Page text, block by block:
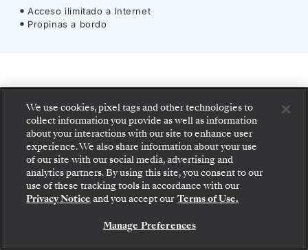
Acceso ilimitado a Internet
Propinas a bordo
Barco-Silver Nova
Trascienda horizontes a bordo delSilver Nova
el barco que inauguró la clase Nova que
supone una nueva era en los viajes
internacionales. Una arquitectura atrevida y
asimétrica enmarca las grandiosas vistas del
mar, el cielo y la costa. Saboree una variedad
Suba a bordo: elija su suite y revise las tarifas y los
servicios incluidos antes de confirmar de forma
segura su viaje con Silversea.
RESERVE SU SUITE
We use cookies, pixel tags and other technologies to
collect information you provide as well as information
about your interactions with our site to enhance user
experience. We also share information about your use
of our site with our social media, advertising and
analytics partners. By using this site, you consent to our
use of these tracking tools in accordance with our
Privacy Notice and you accept our Terms of Use.
Manage Preferences